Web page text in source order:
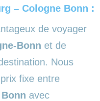
– Cologne Bonn :
de voyager
Bonn et de
Nous
fixe entre
avec